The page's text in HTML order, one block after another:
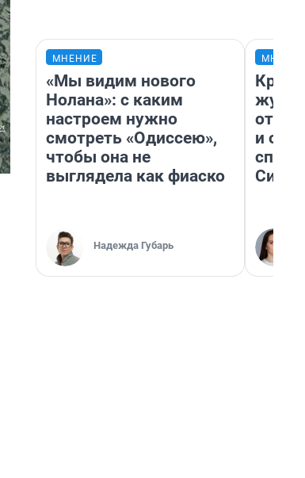
МНЕНИЕ
«Мы видим нового
Нолана»: с каким
настроем нужно
смотреть «Одиссею»,
чтобы она не
выглядела как фиаско
Надежда Губарь
и